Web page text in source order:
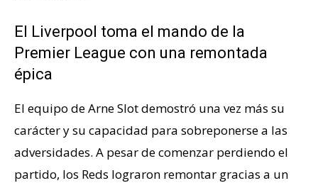
El Liverpool toma el mando de la
Premier League con una remontada
épica
El equipo de Arne Slot demostró una vez más su
carácter y su capacidad para sobreponerse a las
adversidades. A pesar de comenzar perdiendo el
partido, los Reds lograron remontar gracias a un